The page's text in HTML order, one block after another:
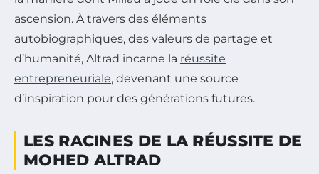
ascension. À travers des éléments
autobiographiques, des valeurs de partage et
d’humanité, Altrad incarne la réussite
entrepreneuriale, devenant une source
d’inspiration pour des générations futures.
LES RACINES DE LA RÉUSSITE DE
MOHED ALTRAD